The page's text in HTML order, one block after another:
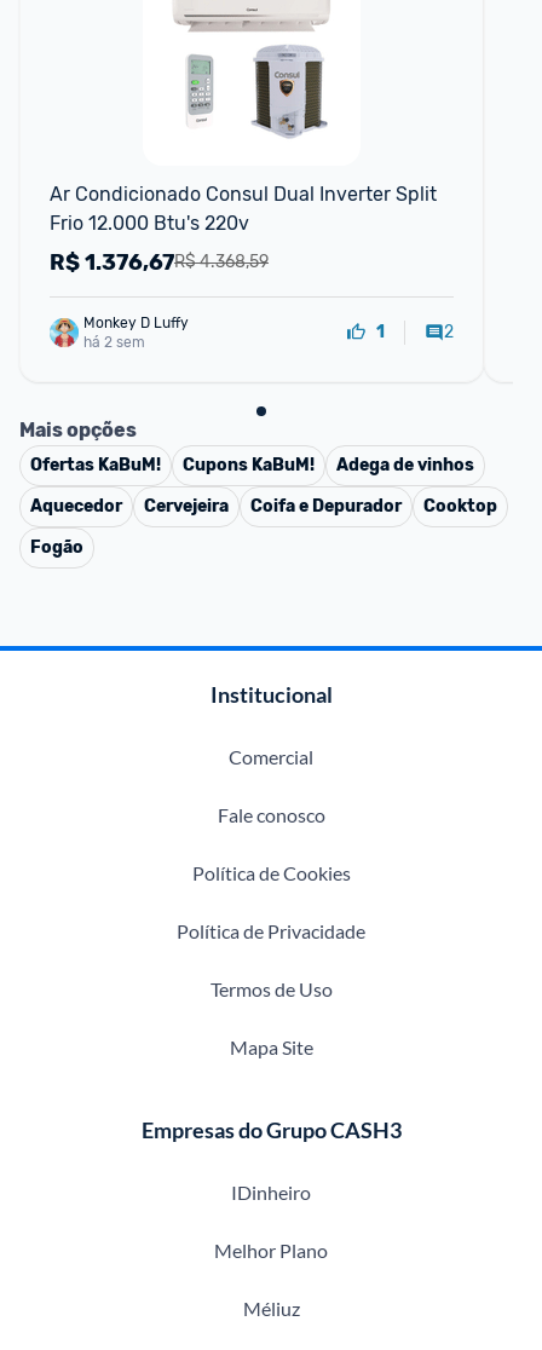
Ar Condicionado Consul Dual Inverter Split
Frio 12.000 Btu's 220v
R$ 4.368,59
R$1.376,67
Monkey D Luffy
há 2 sem
1 2
Mais opções
Ofertas KaBuM! Cupons KaBuM!
Adega de vinhos
Aquecedor
Cervejeira Coifa e Depurador
Cooktop
Fogão
Institucional
Comercial
Fale conosco
Política de Cookies
Política de Privacidade
Termos de Uso
Mapa Site
Empresas do Grupo CASH3
IDinheiro
Melhor Plano
Méliuz